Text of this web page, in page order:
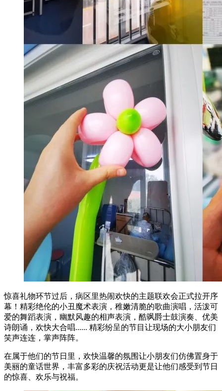
惊喜礼物环节过后，病区里热闹欢快的主题联欢会正式拉开序
幕！精彩绝伦的小丑魔术表演，稚嫩清脆的歌曲演唱，活泼可
爱的舞蹈表演，幽默风趣的相声表演，酷飒爵士鼓演奏、优美
诗朗诵，欢快大合唱...... 精彩纷呈的节目让现场的大小朋友们
笑声连连，掌声阵阵。
在属于他们的节日里，欢快温馨的氛围让小朋友们仿佛置身于
美丽的童话世界，丰富多彩的庆祝活动更是让他们感受到节日
的惊喜、欢乐与祝福。